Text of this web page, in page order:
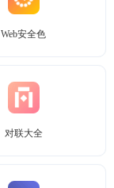
Web安全色
对联大全